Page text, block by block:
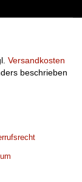
Versandkosten
beschrieben